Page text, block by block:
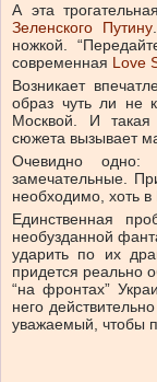
А эта
Зеленского Путину
ножкой.
современная Love
Возникает
образ чуть ли не
Москвой. И такая
сюжета вызывает
Очевидно
замечательные.
необходимо, хоть в
Единственная
необузданной
ударить по их
придется реально
“на фронтах”
него
уважаемый, чтобы